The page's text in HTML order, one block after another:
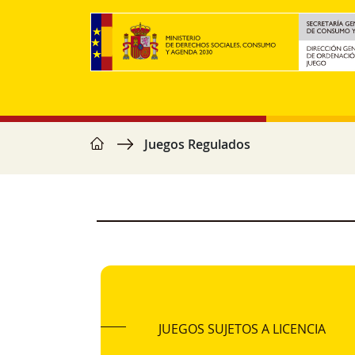
Skip to main content
Breadcrumb
home Juegos Regulados
JUEGOS SUJETOS A LICENCIA